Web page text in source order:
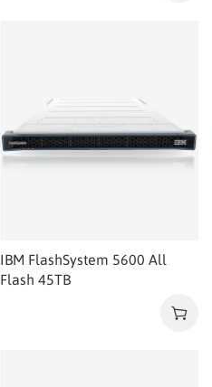
IBM FlashSystem 5600 All
Flash 45TB